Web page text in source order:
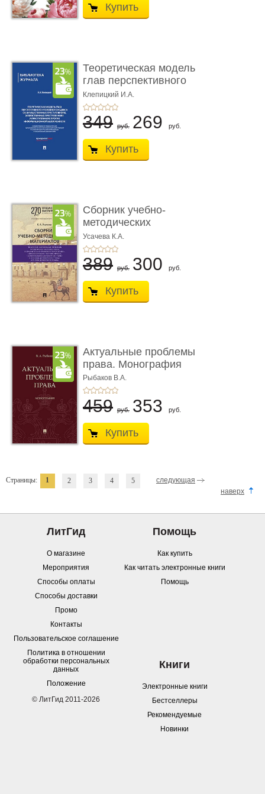
Купить
Теоретическая модель
глав перспективного
УК о ...
Клепицкий И.А.
349 руб. 269 руб.
Купить
Сборник учебно-
методических
материалов по кур ...
Усачева К.А.
389 руб. 300 руб.
Купить
Актуальные проблемы
права. Монография
Рыбаков В.А.
459 руб. 353 руб.
Купить
Страницы: 1 2 3 4 5
следующая
наверх
ЛитГид
О магазине
Мероприятия
Способы оплаты
Способы доставки
Промо
Контакты
Пользовательское соглашение
Политика в отношении
обработки персональных
данных
Положение
© ЛитГид 2011-2026
Помощь
Как купить
Как читать электронные книги
Помощь
Книги
Электронные книги
Бестселлеры
Рекомендуемые
Новинки